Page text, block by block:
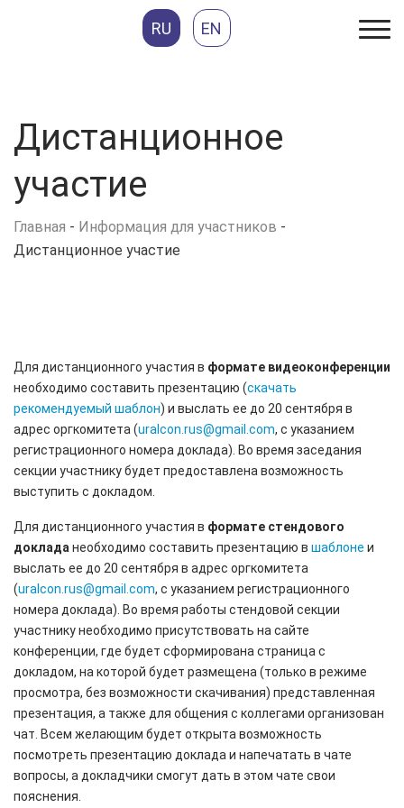
RU EN
Дистанционное
участие
Главная - Информация для участников -
Дистанционное участие
Для дистанционного участия в формате видеоконференции
необходимо составить презентацию (скачать
рекомендуемый шаблон) и выслать ее до 20 сентября в
адрес оргкомитета (uralcon.rus@gmail.com, с указанием
регистрационного номера доклада). Во время заседания
секции участнику будет предоставлена возможность
выступить с докладом.
Для дистанционного участия в формате стендового
доклада необходимо составить презентацию в шаблоне и
выслать ее до 20 сентября в адрес оргкомитета
(uralcon.rus@gmail.com, с указанием регистрационного
номера доклада). Во время работы стендовой секции
участнику необходимо присутствовать на сайте
конференции, где будет сформирована страница с
докладом, на которой будет размещена (только в режиме
просмотра, без возможности скачивания) представленная
презентация, а также для общения с коллегами организован
чат. Всем желающим будет открыта возможность
посмотреть презентацию доклада и напечатать в чате
вопросы, а докладчики смогут дать в этом чате свои
пояснения.